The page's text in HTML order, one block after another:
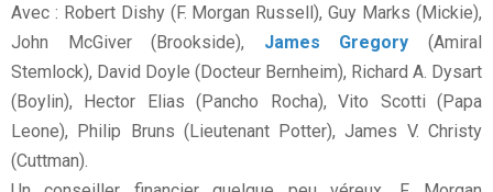
Avec : Robert Dishy (F. Morgan Russell), Guy Marks (Mickie),
John McGiver (Brookside), James Gregory (Amiral
Stemlock), David Doyle (Docteur Bernheim), Richard A. Dysart
(Boylin), Hector Elias (Pancho Rocha), Vito Scotti (Papa
Leone), Philip Bruns (Lieutenant Potter), James V. Christy
(Cuttman).